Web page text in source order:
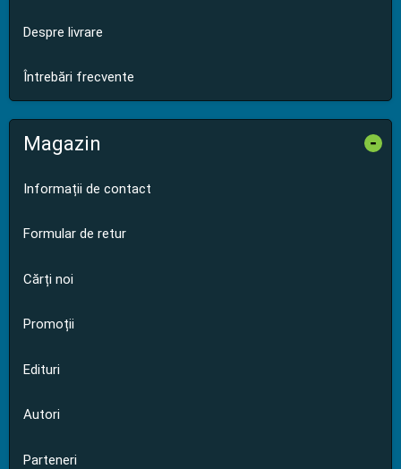
Despre livrare
Întrebări frecvente
Magazin -
Informații de contact
Formular de retur
Cărți noi
Promoții
Edituri
Autori
Parteneri